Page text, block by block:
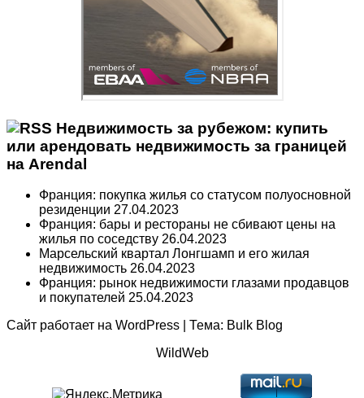
Недвижимость за рубежом: купить
или арендовать недвижимость за границей
на Arendal
Франция: покупка жилья со статусом полуосновной
резиденции 27.04.2023
Франция: бары и рестораны не сбивают цены на
жилья по соседству 26.04.2023
Марсельский квартал Лонгшамп и его жилая
недвижимость 26.04.2023
Франция: рынок недвижимости глазами продавцов
и покупателей 25.04.2023
Сайт работает на WordPress Тема: Bulk Blog
WildWeb